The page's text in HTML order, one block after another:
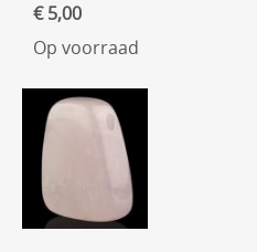
€ 5,00
Op voorraad